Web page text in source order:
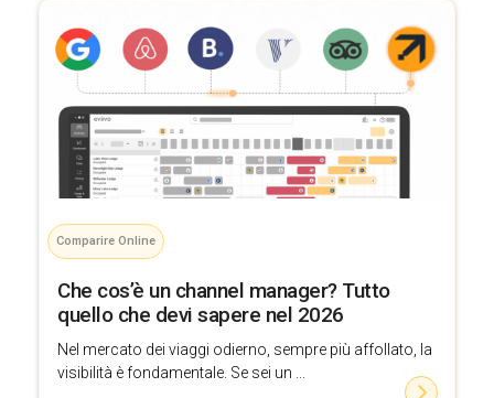
Comparire Online
Che cos’è un channel manager? Tutto
quello che devi sapere nel 2026
Nel mercato dei viaggi odierno, sempre più affollato, la
visibilità è fondamentale. Se sei un ...